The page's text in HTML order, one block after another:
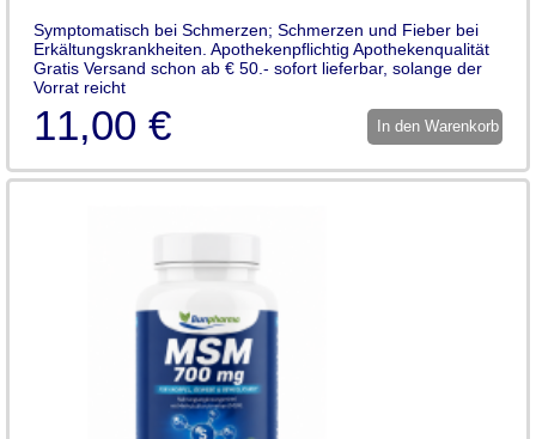
Symptomatisch bei Schmerzen; Schmerzen und Fieber bei
Erkältungskrankheiten. Apothekenpflichtig Apothekenqualität
Gratis Versand schon ab € 50.- sofort lieferbar, solange der
Vorrat reicht
11,00 € In den Warenkorb